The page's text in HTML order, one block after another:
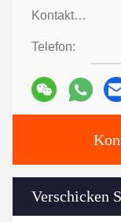
Kontaktpersonen:
Telefon:
Verschicken